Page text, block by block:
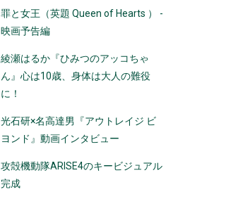
罪と女王（英題 Queen of Hearts ） -
映画予告編
綾瀬はるか『ひみつのアッコちゃ
ん』心は10歳、身体は大人の難役
に！
光石研×名高達男『アウトレイジ ビ
ヨンド』動画インタビュー
攻殻機動隊ARISE4のキービジュアル
完成